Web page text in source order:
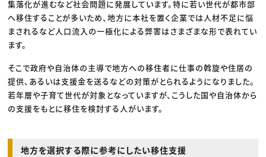
集落化が進むなど社会問題に発展しています。特に若い世代が都市部
へ移住することが多いため、地方に本社を置く企業では人材不足に悩
まされるなど人口流入の一極化による弊害はさまざまな形で表れてい
ます。
そこで政府や自治体の主導で地方への移住者に仕事の斡旋や住居の
提供、あるいは支援金を送るなどの対策がとられるようになりました。
若年層や子育て世代が対象となっていますが、こうした国や自治体から
の支援をもとに移住を検討する人がいます。
地方を選択する際に参考にしたい移住支援